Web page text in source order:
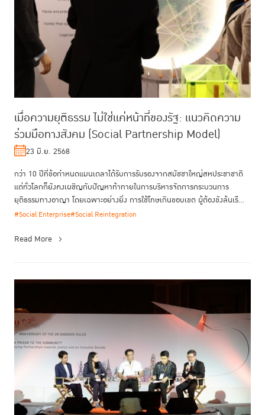
เมื่อความยุติธรรม ไม่ใช่แค่หน้าที่ของรัฐ: แนวคิดความ
ร่วมมือทางสังคม (Social Partnership Model)
23 มิ.ย. 2568
กว่า 10 ปีที่ข้อกำหนดแมนเดลาได้รับการรับรองจากสมัชชาใหญ่สหประชาชาติ
แต่ทั่วโลกก็ยังคงเผชิญกับปัญหาท้าทายในการบริหารจัดการกระบวนการ
ยุติธรรมทางอาญา โดยเฉพาะอย่างยิ่ง การใช้โทษเกินขอบเขต ผู้ต้องขังล้นเรื...
#Social Enterprise#Social Reintegration
Read More